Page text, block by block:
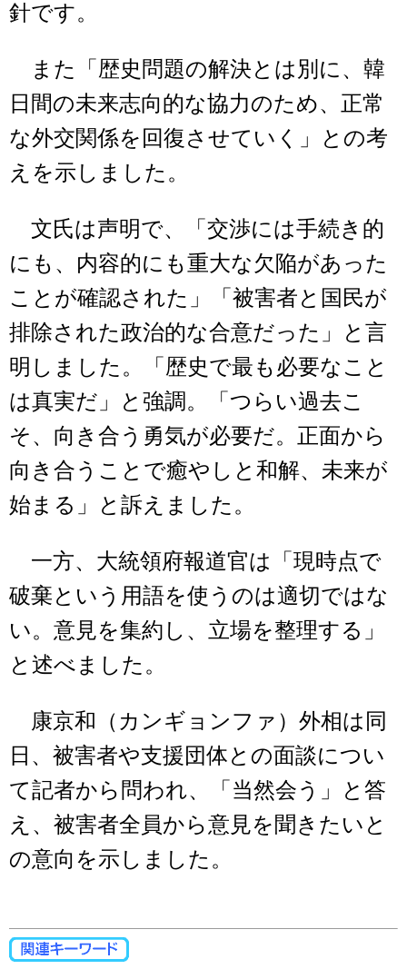
針です。
また「歴史問題の解決とは別に、韓
日間の未来志向的な協力のため、正常
な外交関係を回復させていく」との考
えを示しました。
文氏は声明で、「交渉には手続き的
にも、内容的にも重大な欠陥があった
ことが確認された」「被害者と国民が
排除された政治的な合意だった」と言
明しました。「歴史で最も必要なこと
は真実だ」と強調。「つらい過去こ
そ、向き合う勇気が必要だ。正面から
向き合うことで癒やしと和解、未来が
始まる」と訴えました。
一方、大統領府報道官は「現時点で
破棄という用語を使うのは適切ではな
い。意見を集約し、立場を整理する」
と述べました。
康京和（カンギョンファ）外相は同
日、被害者や支援団体との面談につい
て記者から問われ、「当然会う」と答
え、被害者全員から意見を聞きたいと
の意向を示しました。